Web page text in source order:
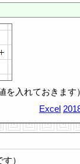
を入れておきます
Excel
）